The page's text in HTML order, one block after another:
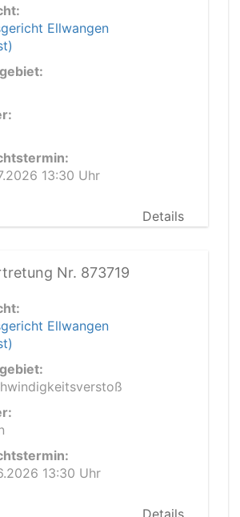
Ellwangen
13:30 Uhr
Details
Nr. 873719
Ellwangen
13:30 Uhr
Details